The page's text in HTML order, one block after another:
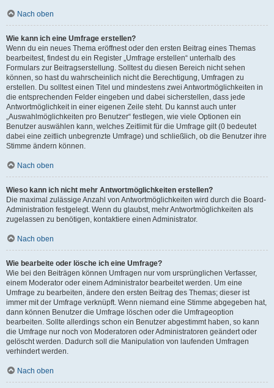
Nach oben
Wie kann ich eine Umfrage erstellen?
Wenn du ein neues Thema eröffnest oder den ersten Beitrag eines Themas
bearbeitest, findest du ein Register „Umfrage erstellen“ unterhalb des
Formulars zur Beitragserstellung. Solltest du diesen Bereich nicht sehen
können, so hast du wahrscheinlich nicht die Berechtigung, Umfragen zu
erstellen. Du solltest einen Titel und mindestens zwei Antwortmöglichkeiten in
die entsprechenden Felder eingeben und dabei sicherstellen, dass jede
Antwortmöglichkeit in einer eigenen Zeile steht. Du kannst auch unter
„Auswahlmöglichkeiten pro Benutzer“ festlegen, wie viele Optionen ein
Benutzer auswählen kann, welches Zeitlimit für die Umfrage gilt (0 bedeutet
dabei eine zeitlich unbegrenzte Umfrage) und schließlich, ob die Benutzer ihre
Stimme ändern können.
Nach oben
Wieso kann ich nicht mehr Antwortmöglichkeiten erstellen?
Die maximal zulässige Anzahl von Antwortmöglichkeiten wird durch die Board-
Administration festgelegt. Wenn du glaubst, mehr Antwortmöglichkeiten als
zugelassen zu benötigen, kontaktiere einen Administrator.
Nach oben
Wie bearbeite oder lösche ich eine Umfrage?
Wie bei den Beiträgen können Umfragen nur vom ursprünglichen Verfasser,
einem Moderator oder einem Administrator bearbeitet werden. Um eine
Umfrage zu bearbeiten, ändere den ersten Beitrag des Themas; dieser ist
immer mit der Umfrage verknüpft. Wenn niemand eine Stimme abgegeben hat,
dann können Benutzer die Umfrage löschen oder die Umfrageoption
bearbeiten. Sollte allerdings schon ein Benutzer abgestimmt haben, so kann
die Umfrage nur noch von Moderatoren oder Administratoren geändert oder
gelöscht werden. Dadurch soll die Manipulation von laufenden Umfragen
verhindert werden.
Nach oben